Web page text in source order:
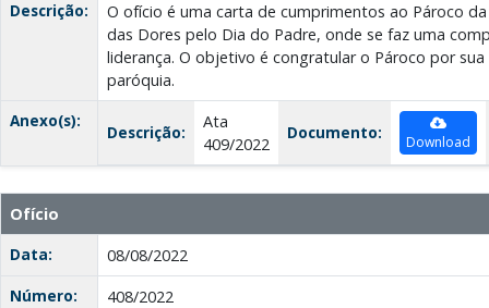
Descrição:
O ofício é uma carta de cumprimentos ao Pároco
das Dores pelo Dia do Padre, onde se faz uma
liderança. O objetivo é congratular o Pároco por
paróquia.
Anexo(s):
Descrição:
Ata
409/2022
Documento: Download
Ofício
Data:
08/08/2022
Número:
408/2022